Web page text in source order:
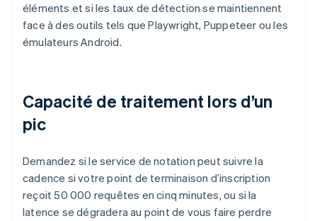
éléments et si les taux de détection se maintiennent
face à des outils tels que Playwright, Puppeteer ou les
émulateurs Android.
Capacité de traitement lors d’un
pic
Demandez si le service de notation peut suivre la
cadence si votre point de terminaison d’inscription
reçoit 50 000 requêtes en cinq minutes, ou si la
latence se dégradera au point de vous faire perdre